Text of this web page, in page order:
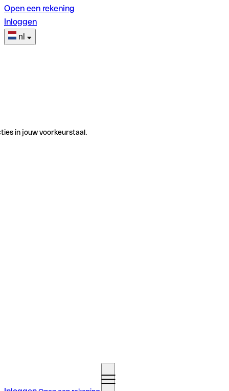
Open een rekening
Inloggen
nl
in jouw voorkeurstaal.